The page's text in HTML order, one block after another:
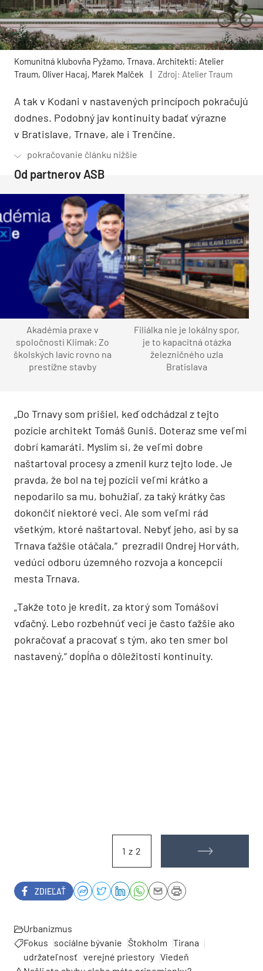
Komunitná klubovňa Pyžamo, Trnava. Architekti: Atelier
Traum, Oliver Hacaj, Marek Malček
| Zdroj: Atelier Traum
A tak v Kodani v nastavených princípoch pokračujú
dodnes. Podobný jav kontinuity badať výrazne
v Bratislave, Trnave, ale i Trenčíne.
Od partnerov ASB
Akadémia praxe v
spoločnosti Klimak: Zo
školských lavíc rovno na
prestížne stavby
Filiálka nie je lokálny spor,
je to kapacitná otázka
železničného uzla
Bratislava
„Do Trnavy som prišiel, keď odchádzal z tejto
pozície architekt Tomáš Guniš. Doteraz sme veľmi
dobrí kamaráti. Myslím si, že veľmi dobre
naštartoval procesy a zmenil kurz tejto lode. Je
pravda, že bol na tej pozícii veľmi krátko a
nepodarilo sa mu, bohužiaľ, za taký krátky čas
dokončiť niektoré veci. Ale som veľmi rád
všetkým, ktoré naštartoval. Nebyť jeho, asi by sa
Trnava ťažšie otáčala,“ prezradil Ondrej Horváth,
vedúci odboru územného rozvoja a koncepcií
mesta Trnava.
„Takže toto je kredit, za ktorý som Tomášovi
vďačný. Lebo rozbehnúť veci je často ťažšie ako
pokračovať a pracovať s tým, ako ten smer bol
nastavený,“ dopĺňa o dôležitosti kontinuity.
1 z 2
ZDIEĽAŤ
Urbanizmus
Fokus
sociálne bývanie Štokholm Tirana
udržateľnosť verejné priestory Viedeň